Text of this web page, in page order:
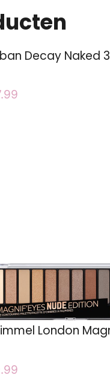
Decay Naked 3
London